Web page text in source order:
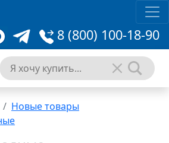
8 (800) 100-18-90
Новые товары